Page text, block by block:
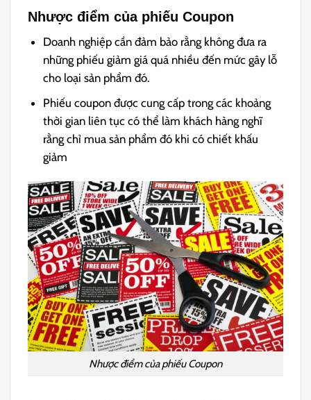
Nhược điểm của phiếu Coupon
Doanh nghiệp cần đảm bảo rằng không đưa ra
những phiếu giảm giá quá nhiều đến mức gây lỗ
cho loại sản phẩm đó.
Phiếu coupon được cung cấp trong các khoảng
thời gian liên tục có thể làm khách hàng nghĩ
rằng chỉ mua sản phẩm đó khi có chiết khấu
giảm
Nhược điểm của phiếu Coupon